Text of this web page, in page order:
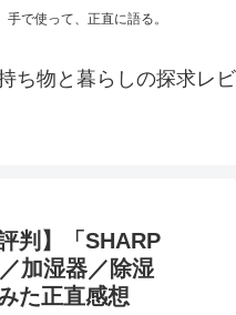
で使って、正直に語る。
ち物と暮らしの探求レビ
判】「SHARP
加湿器／除湿
た正直感想